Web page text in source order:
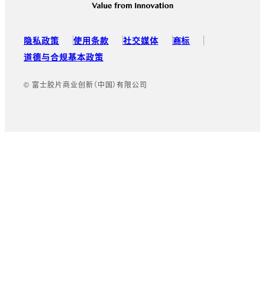
隐私政策 使用条款 社交媒体
商标
道德与合规基本政策
© 富士胶片商业创新（中国）有限公司